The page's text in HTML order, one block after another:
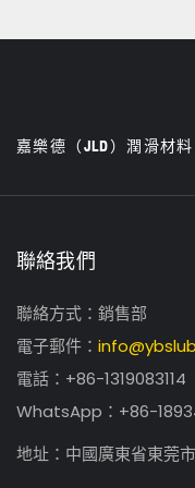
嘉樂德（JLD）潤滑材料
聯絡我們
聯絡方式：銷售部
電子郵件：
電話：+86-1319083114
WhatsApp：+86-
地址：中國廣東省東莞